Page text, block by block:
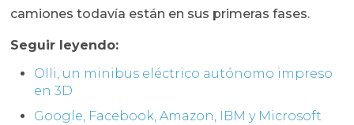
camiones todavía están en sus primeras fases.
Seguir leyendo:
Olli, un minibus eléctrico autónomo impreso
en 3D
Google, Facebook, Amazon, IBM y Microsoft